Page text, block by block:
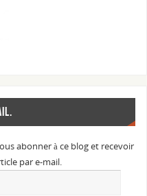
abonner à ce blog et recevoir
par e-mail.